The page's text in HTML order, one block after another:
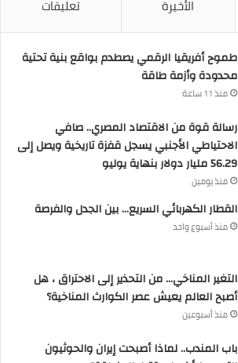
الأخيرة تعليقات
طموح أفريقيا الرقمي يصطدم بواقع بنية تحتية
محدودة وأزمة طاقة
منذ 11 ساعة
رسالة قوة من الاقتصاد المصري.. صافي
الاحتياطي الأجنبي يسجل قفزة تاريخية ويصل إلى
56.29 مليار دولار بنهاية يوليو
منذ يومين
القطار الكهربائي السريع… بين الجدل والفرصة
منذ أسبوع واحد
التغير المناخي… من التحذير إلى الاحتراق ، هل
أصبح العالم يعيش عصر الكوارث المناخية؟
منذ أسبوعين
باب المندب.. لماذا أصبحت إيران والحوثيون